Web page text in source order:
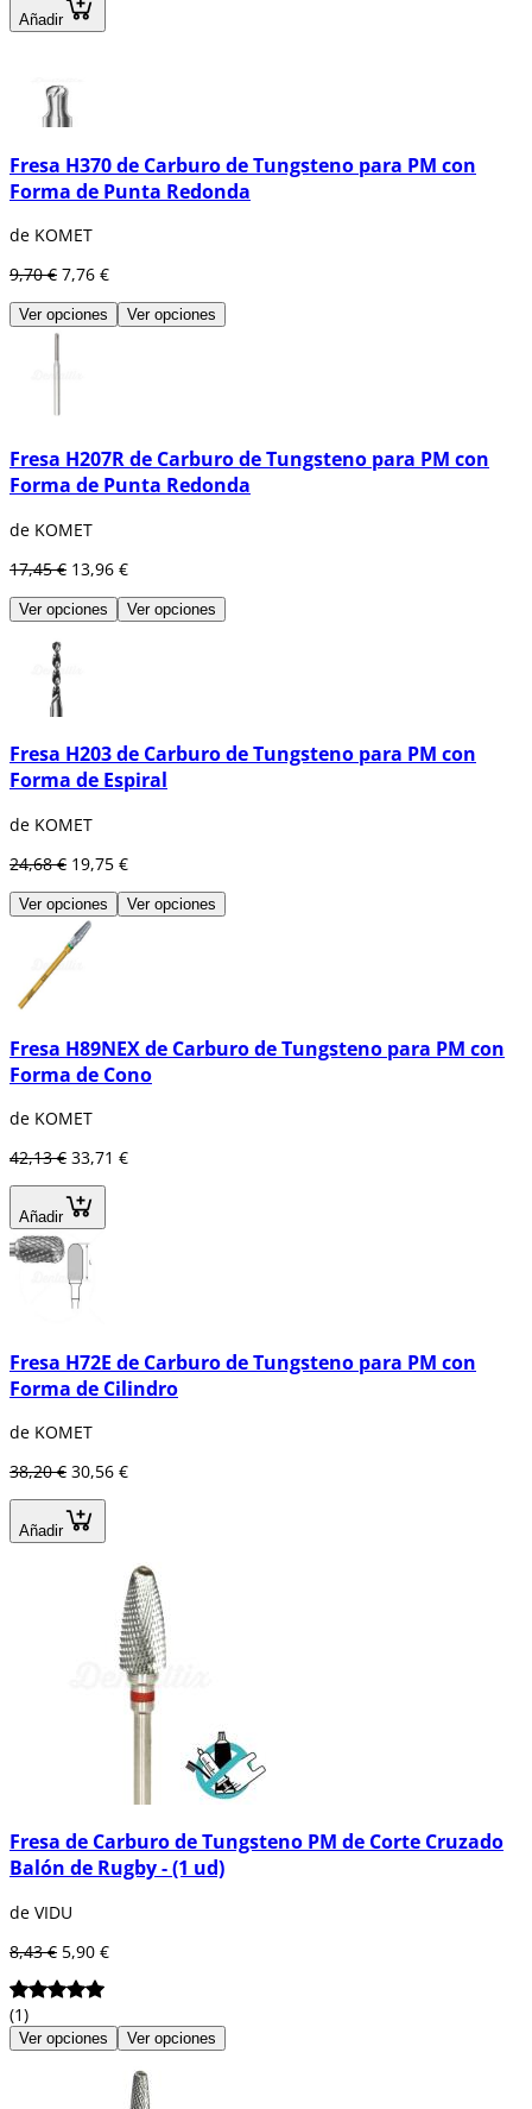
Añadir
Fresa H370 de Carburo de Tungsteno para PM con
Forma de Punta Redonda
de KOMET
9,70 € 7,76 €
Ver opciones Ver opciones
Fresa H207R de Carburo de Tungsteno para PM con
Forma de Punta Redonda
de KOMET
17,45 € 13,96 €
Ver opciones Ver opciones
Fresa H203 de Carburo de Tungsteno para PM con
Forma de Espiral
de KOMET
24,68 € 19,75 €
Ver opciones Ver opciones
Fresa H89NEX de Carburo de Tungsteno para PM con
Forma de Cono
de KOMET
42,13 € 33,71 €
Añadir
Fresa H72E de Carburo de Tungsteno para PM con
Forma de Cilindro
de KOMET
38,20 € 30,56 €
Añadir
Fresa de Carburo de Tungsteno PM de Corte Cruzado
Balón de Rugby - (1 ud)
de VIDU
8,43 € 5,90 €
(1)
Ver opciones Ver opciones